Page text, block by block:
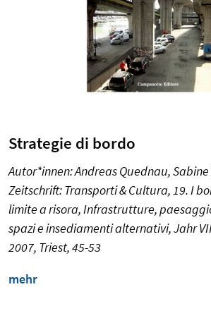
Strategie di bordo
Autor*innen: Andreas Quednau,
Zeitschrift: Transporti & Cultura, 19. I
limite a risora, Infrastrutture,
spazi e insediamenti alternativi, Jahr
2007, Triest, 45-53
mehr